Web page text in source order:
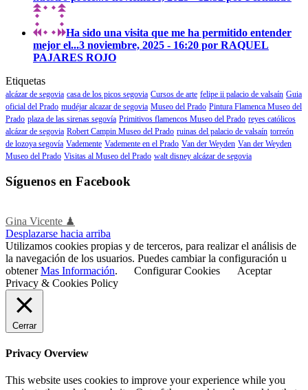
Ha sido una visita que me ha permitido entender
mejor el...3 noviembre, 2025 - 16:20 por RAQUEL
PAJARES ROJO
Etiquetas
alcázar de segovia casa de los picos segovia Cursos de arte felipe ii palacio de valsaín Guia
oficial del Prado mudéjar alcazar de segovia Museo del Prado Pintura Flamenca Museo del
Prado plaza de las sirenas segovía Primitivos flamencos Museo del Prado reyes católicos
alcázar de segovia Robert Campin Museo del Prado ruinas del palacio de valsaín torreón
de lozoya segovía Vademente Vademente en el Prado Van der Weyden Van der Weyden
Museo del Prado Visitas al Museo del Prado walt disney alcázar de segovia
Síguenos en Facebook
Gina Vicente ♟
Desplazarse hacia arriba
Utilizamos cookies propias y de terceros, para realizar el análisis de
la navegación de los usuarios. Puedes cambiar la configuración u
obtenerMas Información. Configurar Cookies
Aceptar
Privacy & Cookies Policy
Cerrar
Privacy Overview
This website uses cookies to improve your experience while you